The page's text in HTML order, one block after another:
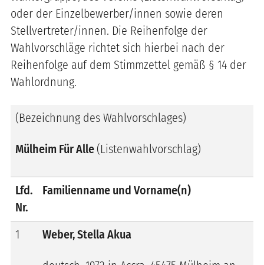
oder der Einzelbewerber/innen sowie deren
Stellvertreter/innen. Die Reihenfolge der
Wahlvorschläge richtet sich hierbei nach der
Reihenfolge auf dem Stimmzettel gemäß § 14 der
Wahlordnung.
(Bezeichnung des Wahlvorschlages)
Mülheim Für Alle (Listenwahlvorschlag)
Lfd.
Nr.
Familienname und Vorname(n)
1 Weber, Stella Akua